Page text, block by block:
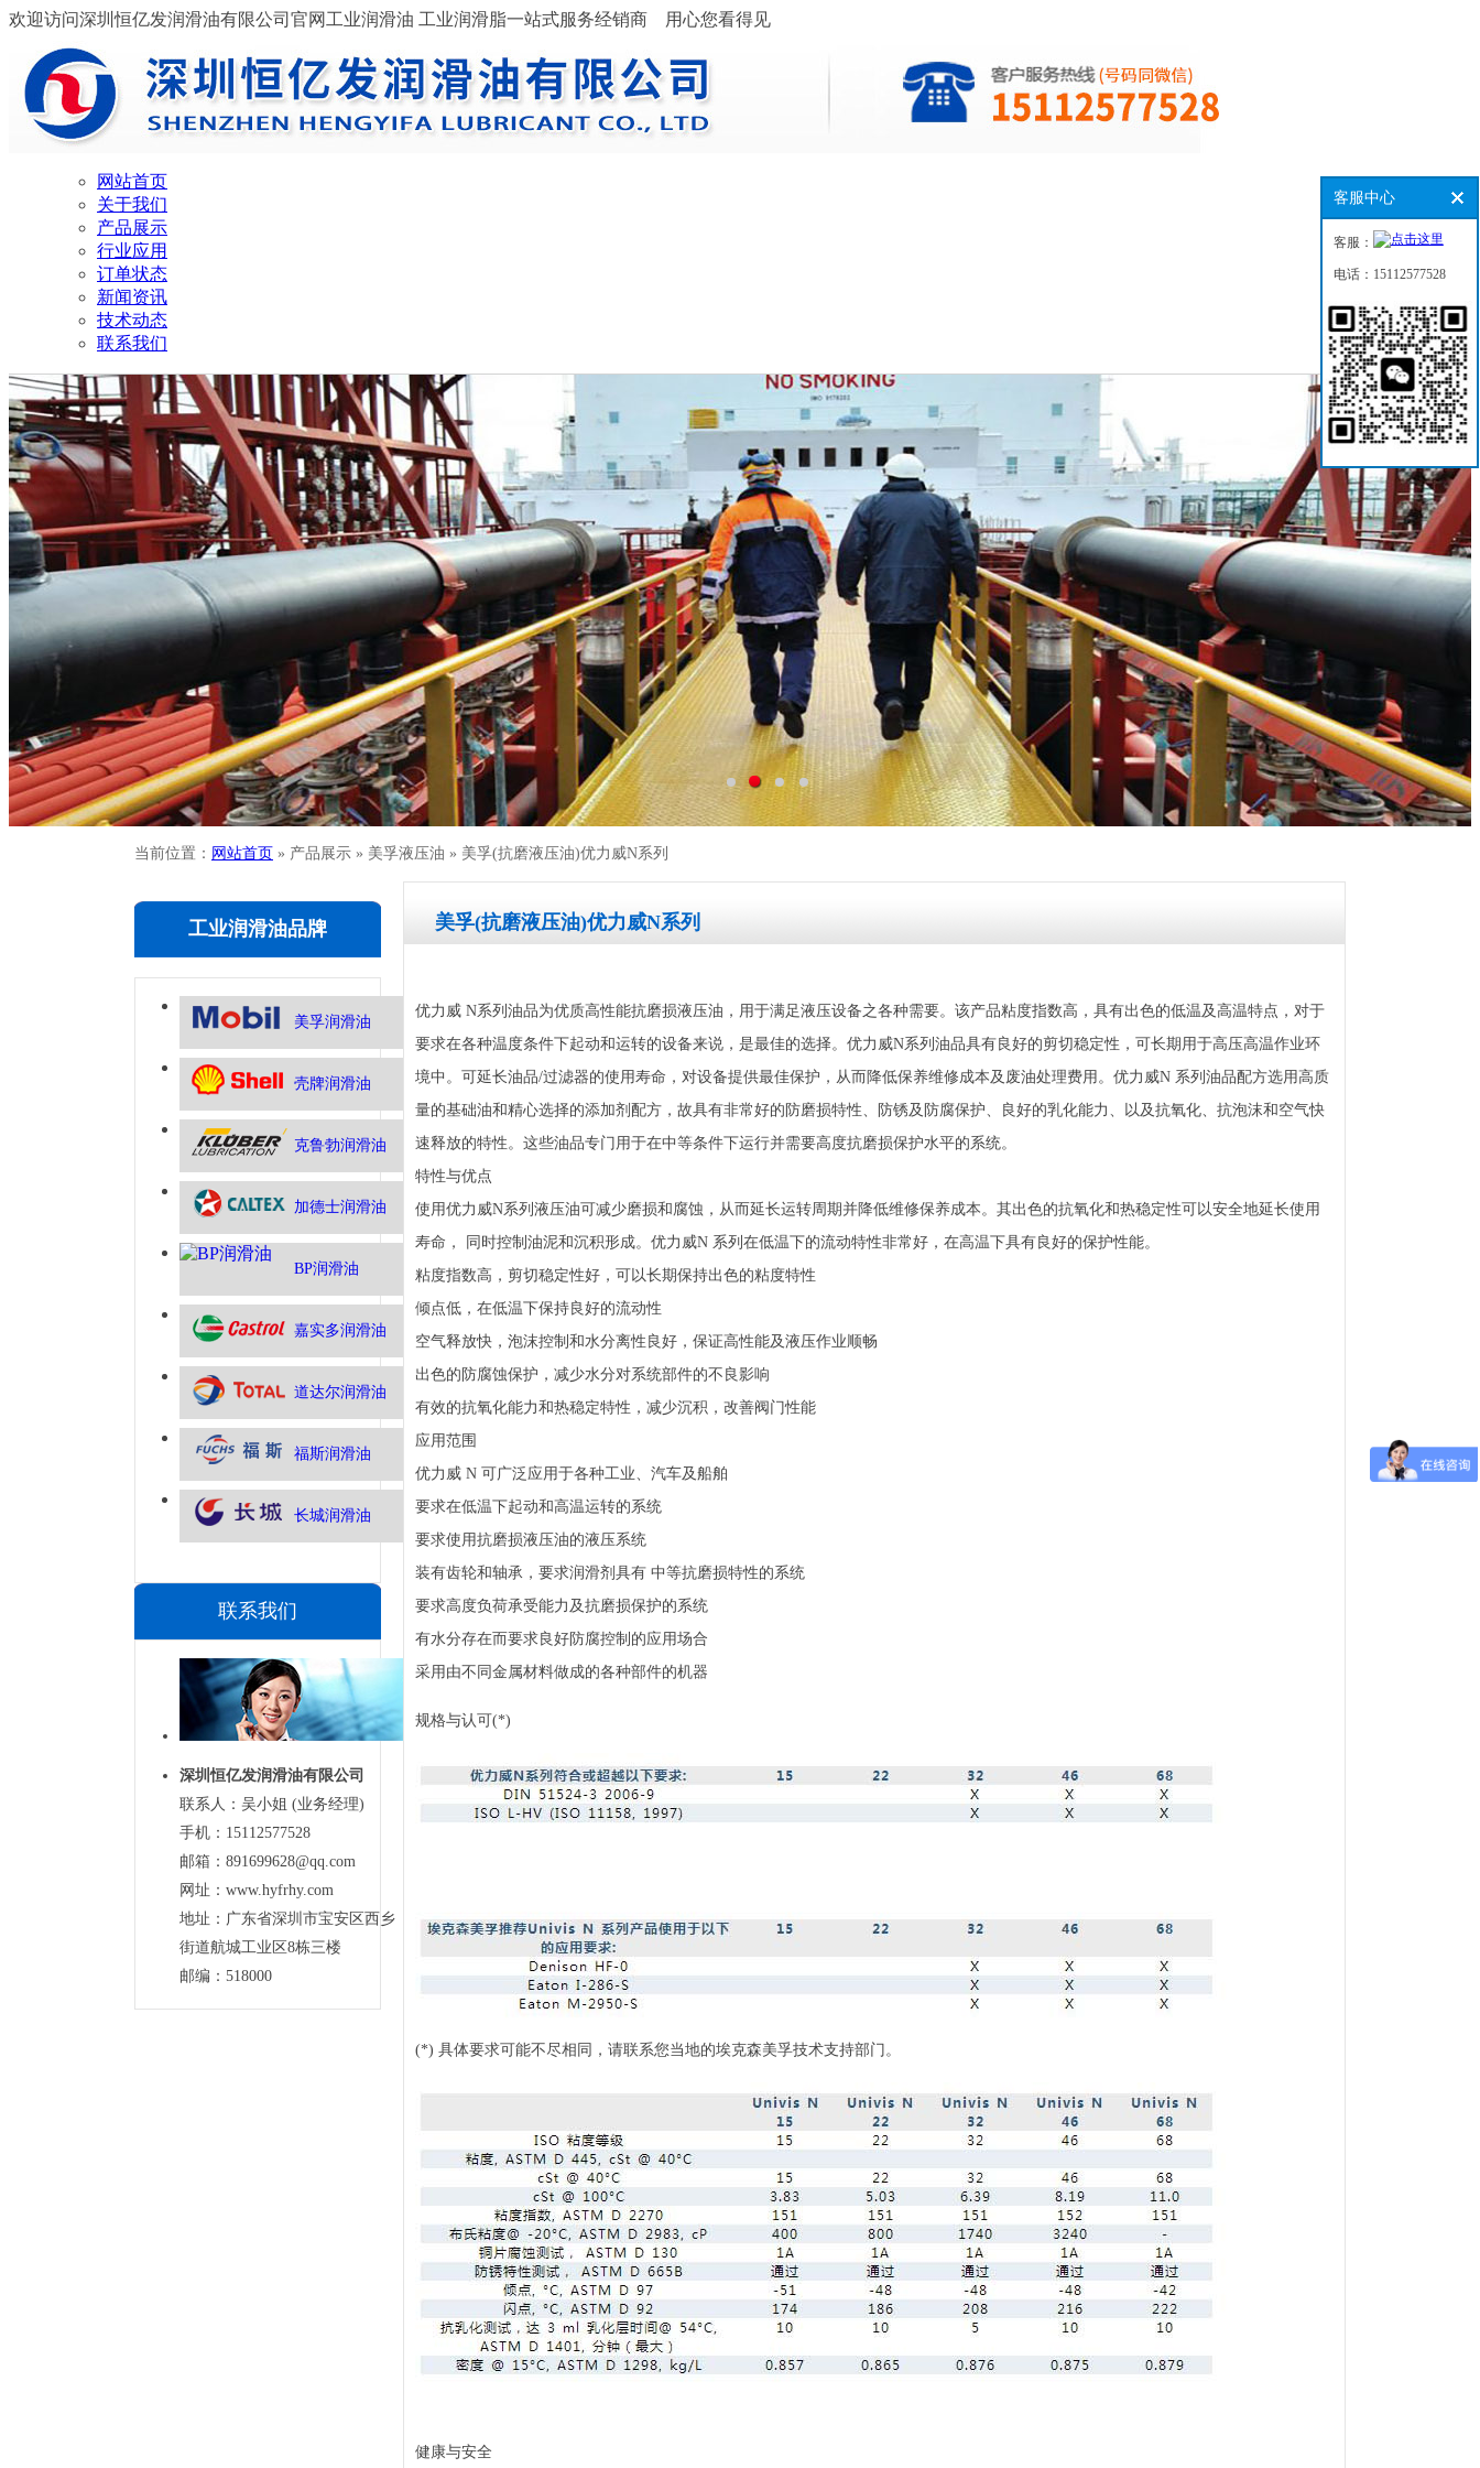
欢迎访问深圳恒亿发润滑油有限公司官网 工业润滑油 工业润滑脂一站式服务经销商 用心您看得见
网站首页
关于我们
产品展示
行业应用
订单状态
新闻资讯
技术动态
联系我们
当前位置： 网站首页 » 产品展示 » 美孚液压油 » 美孚(抗磨液压油)优力威N系列
工业润滑油品牌
美孚润滑油
壳牌润滑油
克鲁勃润滑油
加德士润滑油
BP润滑油
嘉实多润滑油
道达尔润滑油
福斯润滑油
长城润滑油
联系我们
深圳恒亿发润滑油有限公司
联系人：吴小姐 (业务经理)
手机：15112577528
邮箱：891699628@qq.com
网址：www.hyfrhy.com
地址：广东省深圳市宝安区西乡
街道航城工业区8栋三楼
邮编：518000
美孚(抗磨液压油)优力威N系列
优力威 N系列油品为优质高性能抗磨损液压油，用于满足液压设备之各种需要。该产品粘度指数高，具有出色的低温及高温特点，对于
要求在各种温度条件下起动和运转的设备来说，是最佳的选择。优力威N系列油品具有良好的剪切稳定性，可长期用于高压高温作业环
境中。可延长油品/过滤器的使用寿命，对设备提供最佳保护，从而降低保养维修成本及废油处理费用。优力威N 系列油品配方选用高质
量的基础油和精心选择的添加剂配方，故具有非常好的防磨损特性、防锈及防腐保护、良好的乳化能力、以及抗氧化、抗泡沫和空气快
速释放的特性。这些油品专门用于在中等条件下运行并需要高度抗磨损保护水平的系统。
特性与优点
使用优力威N系列液压油可减少磨损和腐蚀，从而延长运转周期并降低维修保养成本。其出色的抗氧化和热稳定性可以安全地延长使用
寿命， 同时控制油泥和沉积形成。优力威N 系列在低温下的流动特性非常好，在高温下具有良好的保护性能。
粘度指数高，剪切稳定性好，可以长期保持出色的粘度特性
倾点低，在低温下保持良好的流动性
空气释放快，泡沫控制和水分离性良好，保证高性能及液压作业顺畅
出色的防腐蚀保护，减少水分对系统部件的不良影响
有效的抗氧化能力和热稳定特性，减少沉积，改善阀门性能
应用范围
优力威 N 可广泛应用于各种工业、汽车及船舶
要求在低温下起动和高温运转的系统
要求使用抗磨损液压油的液压系统
装有齿轮和轴承，要求润滑剂具有 中等抗磨损特性的系统
要求高度负荷承受能力及抗磨损保护的系统
有水分存在而要求良好防腐控制的应用场合
采用由不同金属材料做成的各种部件的机器
规格与认可(*)
(*) 具体要求可能不尽相同，请联系您当地的埃克森美孚技术支持部门。
健康与安全
客服中心
客服：
电话：15112577528